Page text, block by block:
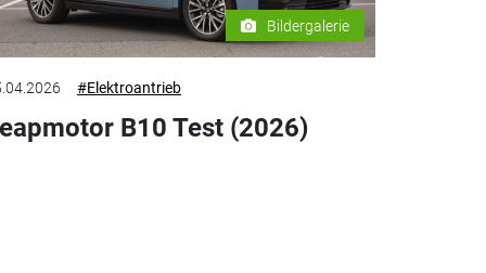
Bildergalerie
#Elektroantrieb
B10 Test (2026)